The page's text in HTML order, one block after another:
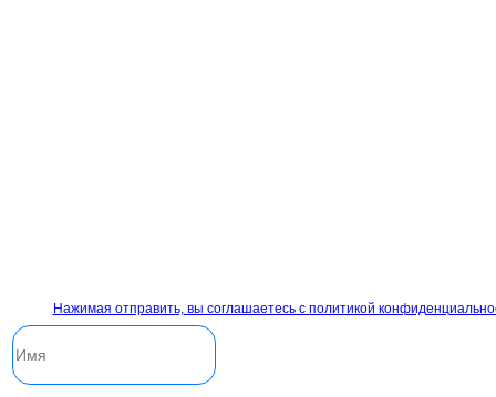
Нажимая отправить, вы соглашаетесь с политикой